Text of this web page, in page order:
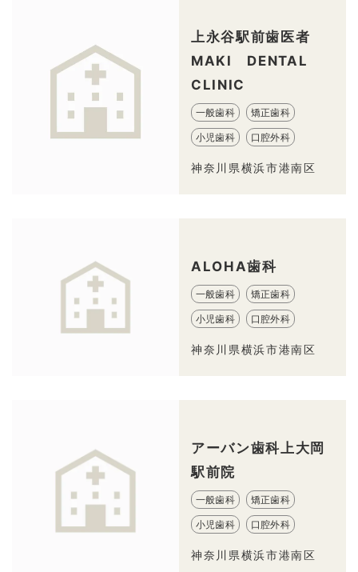
上永谷駅前歯医者
MAKI DENTAL
CLINIC
一般歯科 矯正歯科
小児歯科 口腔外科
神奈川県横浜市港南区
ALOHA歯科
一般歯科 矯正歯科
小児歯科 口腔外科
神奈川県横浜市港南区
アーバン歯科上大岡
駅前院
一般歯科 矯正歯科
小児歯科 口腔外科
神奈川県横浜市港南区